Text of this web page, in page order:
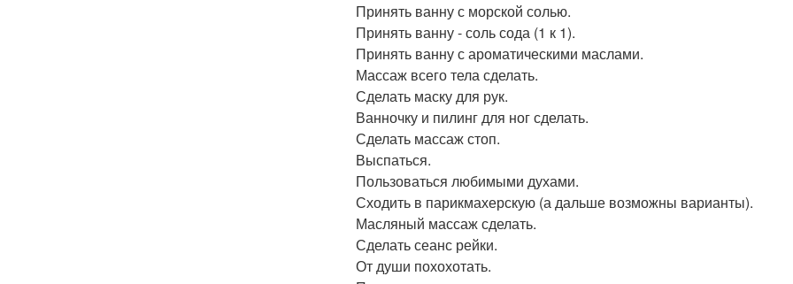
Принять ванну с морской солью.
Принять ванну - соль сода (1 к 1).
Принять ванну с ароматическими маслами.
Массаж всего тела сделать.
Сделать маску для рук.
Ванночку и пилинг для ног сделать.
Сделать массаж стоп.
Выспаться.
Пользоваться любимыми духами.
Сходить в парикмахерскую (а дальше возможны варианты).
Масляный массаж сделать.
Сделать сеанс рейки.
От души похохотать.